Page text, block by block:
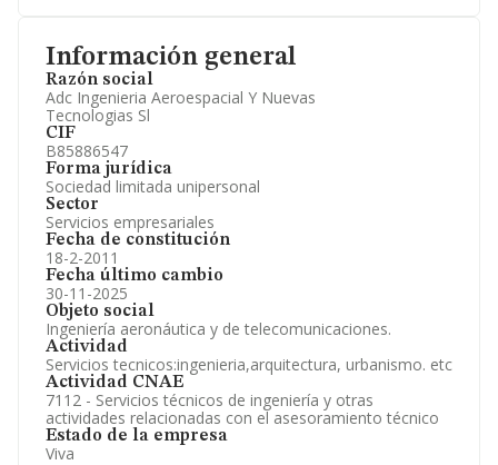
Información general
Razón social
Adc Ingenieria Aeroespacial Y Nuevas
Tecnologias Sl
CIF
B85886547
Forma jurídica
Sociedad limitada unipersonal
Sector
Servicios empresariales
Fecha de constitución
18-2-2011
Fecha último cambio
30-11-2025
Objeto social
Ingeniería aeronáutica y de telecomunicaciones.
Actividad
Servicios tecnicos:ingenieria,arquitectura, urbanismo. etc
Actividad CNAE
7112 - Servicios técnicos de ingeniería y otras
actividades relacionadas con el asesoramiento técnico
Estado de la empresa
Viva